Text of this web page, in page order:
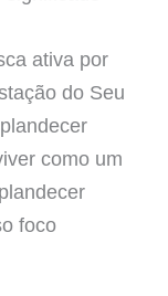
ativa por
do Seu
como um
foco